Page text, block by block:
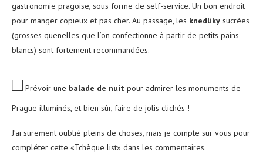
gastronomie pragoise, sous forme de self-service. Un bon endroit
pour manger copieux et pas cher. Au passage, les knedliky sucrées
(grosses quenelles que l’on confectionne à partir de petits pains
blancs) sont fortement recommandées.
□ Prévoir une balade de nuit pour admirer les monuments de
Prague illuminés, et bien sûr, faire de jolis clichés !
J’ai surement oublié pleins de choses, mais je compte sur vous pour
compléter cette «Tchèque list» dans les commentaires.